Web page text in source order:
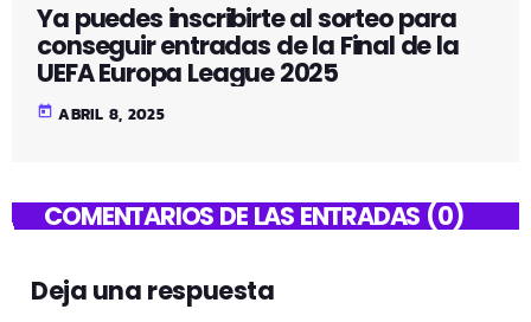
Ya puedes inscribirte al sorteo para
conseguir entradas de la Final de la
UEFA Europa League 2025
today ABRIL 8, 2025
COMENTARIOS DE LAS ENTRADAS (0)
Deja una respuesta